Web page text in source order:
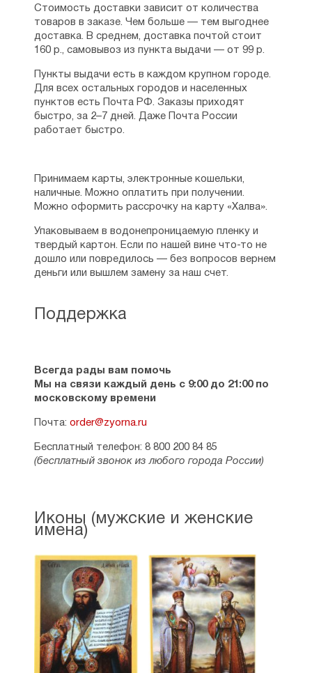
Поддержка
Всегда рады вам помочь
Мы на связи каждый день с 9:00 до 21:00 по
московскому времени
Почта: order@zyorna.ru
Бесплатный телефон: 8 800 200 84 85
(бесплатный звонок из любого города России)
Стоимость доставки зависит от количества
товаров в заказе. Чем больше — тем выгоднее
доставка. В среднем, доставка почтой стоит
160 р., самовывоз из пункта выдачи — от 99 р.
Пункты выдачи есть в каждом крупном городе.
Для всех остальных городов и населенных
пунктов есть Почта РФ. Заказы приходят
быстро, за 2–7 дней. Даже Почта России
работает быстро.
Принимаем карты, электронные кошельки,
наличные. Можно оплатить при получении.
Можно оформить рассрочку на карту «Халва».
Упаковываем в водонепроницаемую пленку и
твердый картон. Если по нашей вине что-то не
дошло или повредилось — без вопросов вернем
деньги или вышлем замену за наш счет.
Иконы (мужские и женские
имена)